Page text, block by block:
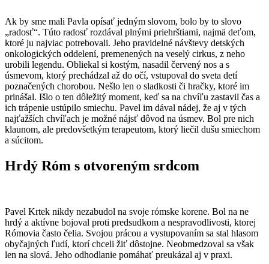
Ak by sme mali Pavla opísať jedným slovom, bolo by to slovo
„radosť“. Túto radosť rozdával plnými priehrštiami, najmä deťom,
ktoré ju najviac potrebovali. Jeho pravidelné návštevy detských
onkologických oddelení, premenených na veselý cirkus, z neho
urobili legendu. Obliekal si kostým, nasadil červený nos a s
úsmevom, ktorý prechádzal až do očí, vstupoval do sveta detí
poznačených chorobou. Nešlo len o sladkosti či hračky, ktoré im
prinášal. Išlo o ten dôležitý moment, keď sa na chvíľu zastavil čas a
ich trápenie ustúpilo smiechu. Pavel im dával nádej, že aj v tých
najťažších chvíľach je možné nájsť dôvod na úsmev. Bol pre nich
klaunom, ale predovšetkým terapeutom, ktorý liečil dušu smiechom
a súcitom.​
Hrdý Róm s otvoreným srdcom
​Pavel Krtek nikdy nezabudol na svoje rómske korene. Bol na ne
hrdý a aktívne bojoval proti predsudkom a nespravodlivosti, ktorej
Rómovia často čelia. Svojou prácou a vystupovaním sa stal hlasom
obyčajných ľudí, ktorí chceli žiť dôstojne. Neobmedzoval sa však
len na slová. Jeho odhodlanie pomáhať preukázal aj v praxi.